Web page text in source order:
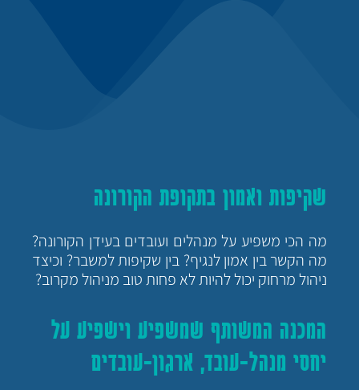
שקיפות ואמון בתקופת הקורונה
מה הכי משפיע על מנהלים ועובדים בעידן הקורונה?
מה הקשר בין אמון לנגיף? בין שקיפות למשבר? וכיצד
ניהול מרחוק יכול להיות לא פחות טוב מניהול מקרוב?
המכנה המשותף שמשפיע וישפיע על
יחסי מנהל-עובד, ארגון-עובדים